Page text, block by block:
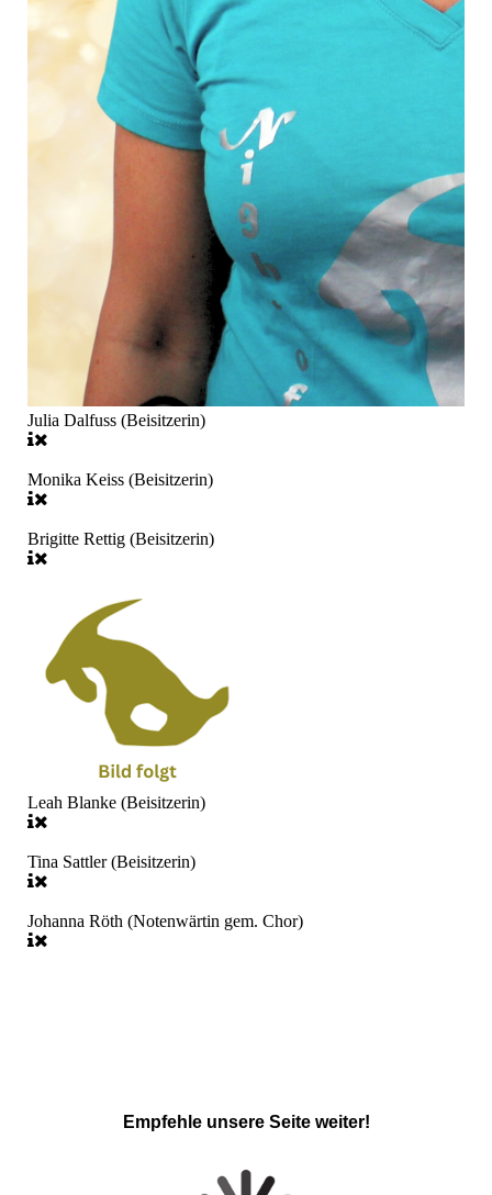
Julia Dalfuss (Beisitzerin)
Monika Keiss (Beisitzerin)
Brigitte Rettig (Beisitzerin)
Leah Blanke (Beisitzerin)
Tina Sattler (Beisitzerin)
Johanna Röth (Notenwärtin gem. Chor)
Empfehle unsere Seite weiter!